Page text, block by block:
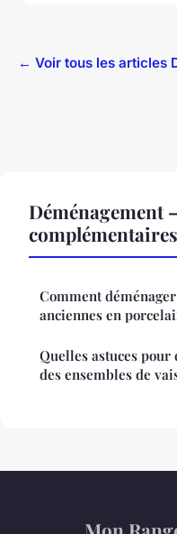
← Voir tous les articles
Déménagement
complémentaires
Comment
anciennes en
Quelles astuces
des ensembles de